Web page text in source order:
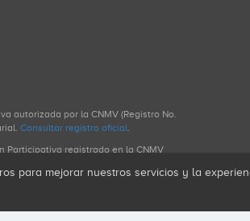
autorizada por la CNMV (Registro No.
Consultar registro oficial.
Participativa registrado en la CNMV
para mejorar nuestros servicios y la